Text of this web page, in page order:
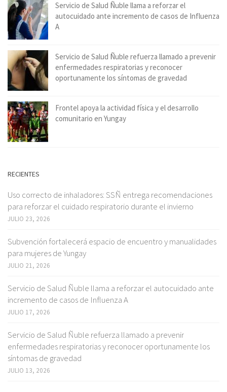
Servicio de Salud Ñuble llama a reforzar el
autocuidado ante incremento de casos de Influenza
A
Servicio de Salud Ñuble refuerza llamado a prevenir
enfermedades respiratorias y reconocer
oportunamente los síntomas de gravedad
Frontel apoya la actividad física y el desarrollo
comunitario en Yungay
RECIENTES
Uso correcto de inhaladores: SSÑ entrega recomendaciones
para reforzar el cuidado respiratorio durante el invierno
JULIO 23, 2026
Subvención fortalecerá espacio de encuentro y manualidades
para mujeres de Yungay
JULIO 21, 2026
Servicio de Salud Ñuble llama a reforzar el autocuidado ante
incremento de casos de Influenza A
JULIO 17, 2026
Servicio de Salud Ñuble refuerza llamado a prevenir
enfermedades respiratorias y reconocer oportunamente los
síntomas de gravedad
JULIO 13, 2026